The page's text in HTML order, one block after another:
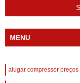
MENU
alugar compressor